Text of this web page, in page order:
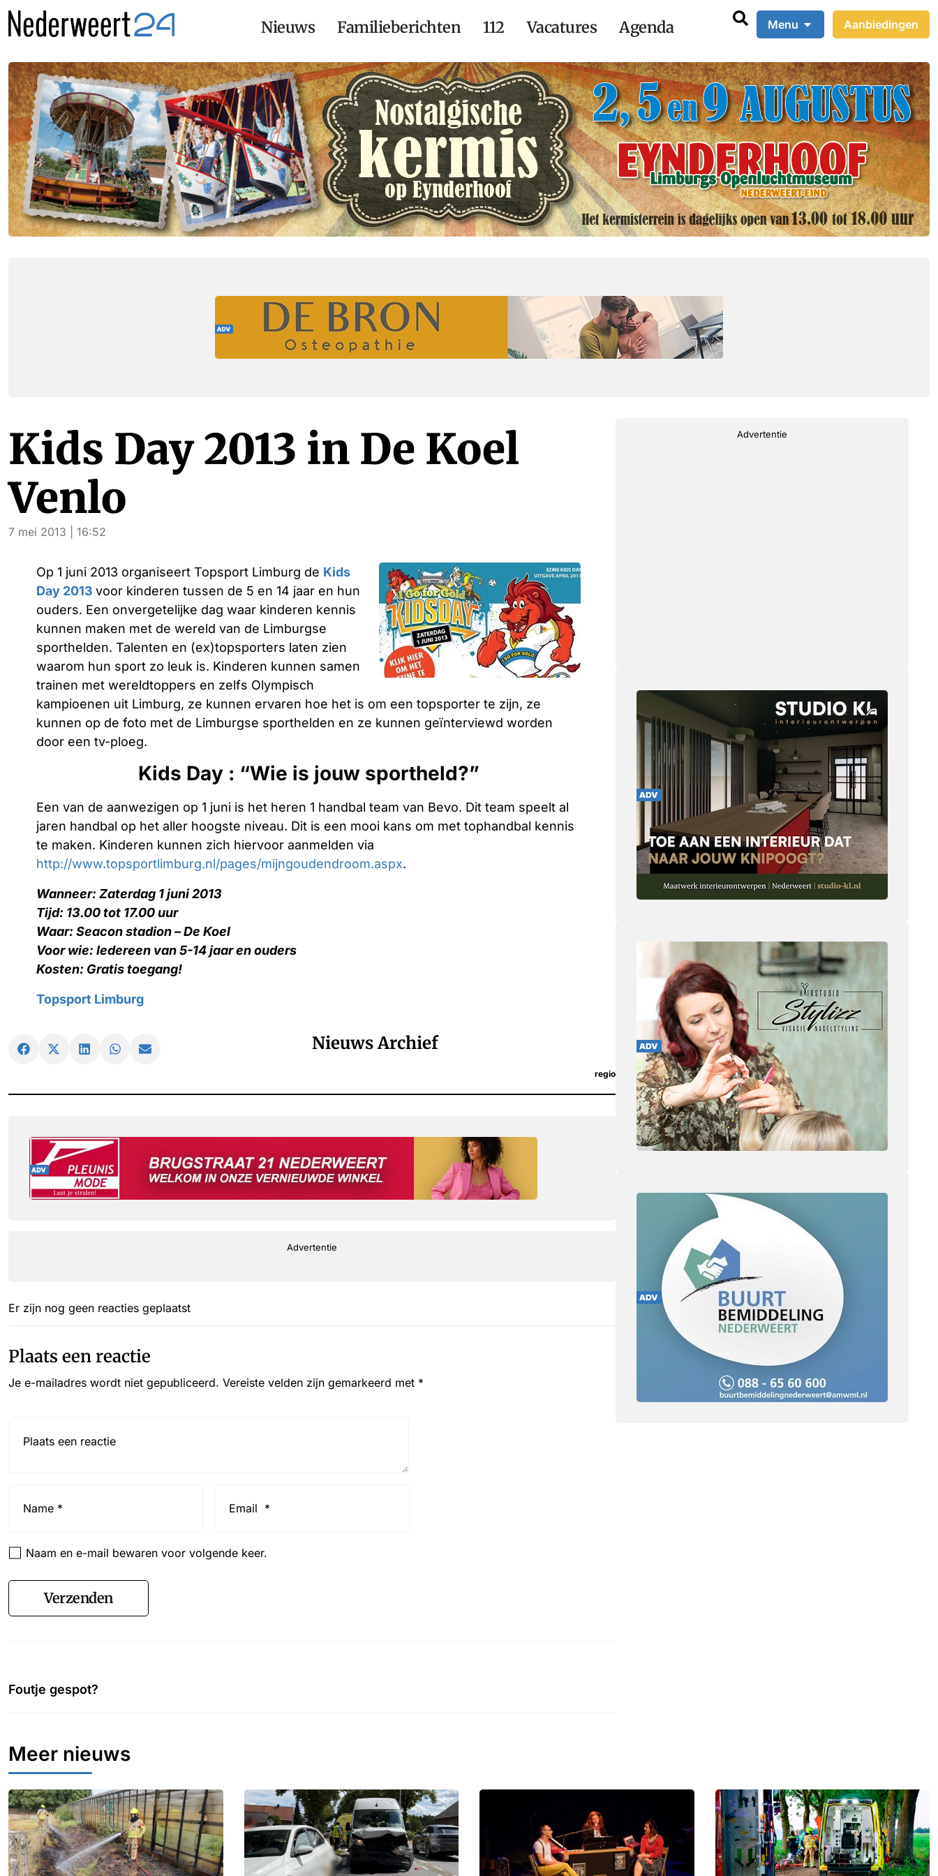
Nieuws Familieberichten 112 Vacatures Agenda Menu Aanbiedingen
Kids Day 2013 in De Koel
Venlo
7 mei 2013 | 16:52
Op 1 juni 2013 organiseert Topsport Limburg de Kids
Day 2013 voor kinderen tussen de 5 en 14 jaar en hun
ouders. Een onvergetelijke dag waar kinderen kennis
kunnen maken met de wereld van de Limburgse
sporthelden. Talenten en (ex)topsporters laten zien
waarom hun sport zo leuk is. Kinderen kunnen samen
trainen met wereldtoppers en zelfs Olympisch
kampioenen uit Limburg, ze kunnen ervaren hoe het is om een topsporter te zijn, ze
kunnen op de foto met de Limburgse sporthelden en ze kunnen geïnterviewd worden
door een tv-ploeg.
Kids Day : “Wie is jouw sportheld?”
Een van de aanwezigen op 1 juni is het heren 1 handbal team van Bevo. Dit team speelt al
jaren handbal op het aller hoogste niveau. Dit is een mooi kans om met tophandbal kennis
te maken. Kinderen kunnen zich hiervoor aanmelden via
http://www.topsportlimburg.nl/pages/mijngoudendroom.aspx.
Wanneer: Zaterdag 1 juni 2013
Tijd: 13.00 tot 17.00 uur
Waar: Seacon stadion – De Koel
Voor wie: Iedereen van 5-14 jaar en ouders
Kosten: Gratis toegang!
Topsport Limburg
Nieuws Archief
regio
Advertentie
Er zijn nog geen reacties geplaatst
Plaats een reactie
Je e-mailadres wordt niet gepubliceerd. Vereiste velden zijn gemarkeerd met *
Naam en e-mail bewaren voor volgende keer.
Verzenden
Advertentie
Foutje gespot?
Meer nieuws